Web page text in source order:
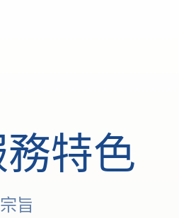
特色
旨